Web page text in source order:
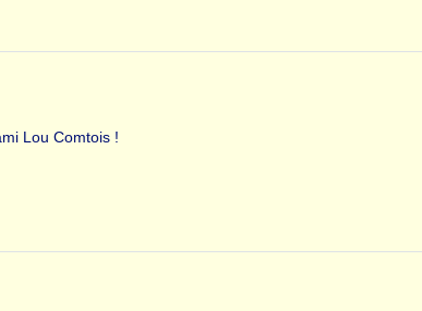
Lou Comtois !